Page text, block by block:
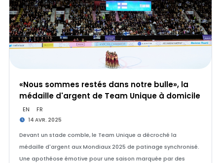
«Nous sommes restés dans notre bulle», la
médaille d'argent de Team Unique à domicile
EN FR
14 AVR. 2025
Devant un stade comble, le Team Unique a décroché la
médaille d'argent aux Mondiaux 2025 de patinage synchronisé.
Une apothéose émotive pour une saison marquée par des